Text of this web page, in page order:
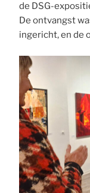
de DSG-
De ontvangst
ingericht, en de